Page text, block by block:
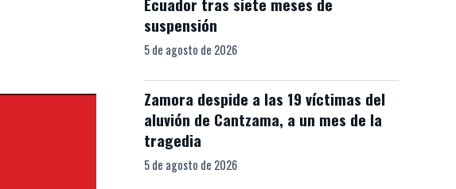
suspensión
5 de agosto de 2026
Zamora despide a las 19 víctimas del
aluvión de Cantzama, a un mes de la
tragedia
5 de agosto de 2026